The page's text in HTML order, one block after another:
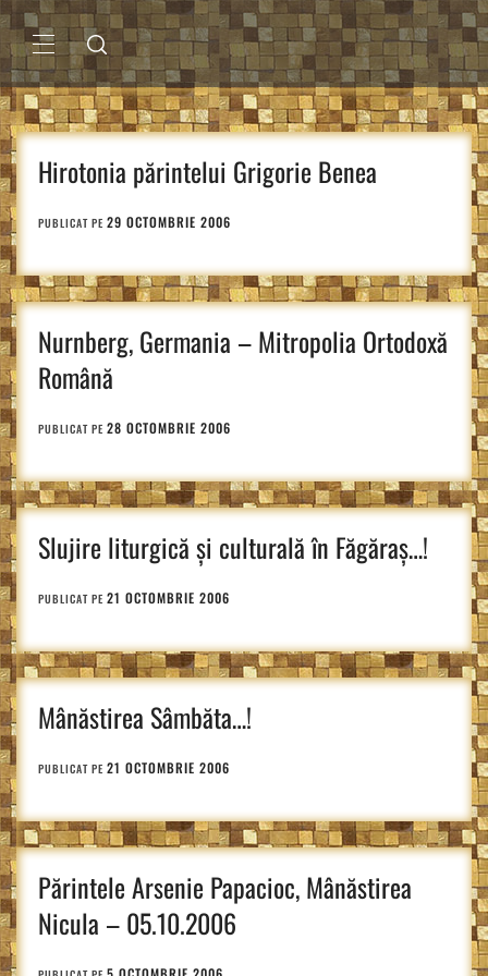
Sari
la
conținutMENIU
PRINCIPAL
Hirotonia părintelui Grigorie Benea
PUBLICAT PE 29 OCTOMBRIE 2006
Nurnberg, Germania – Mitropolia Ortodoxă
Română
PUBLICAT PE 28 OCTOMBRIE 2006
Slujire liturgică și culturală în Făgăraș…!
PUBLICAT PE 21 OCTOMBRIE 2006
Mânăstirea Sâmbăta…!
PUBLICAT PE 21 OCTOMBRIE 2006
Părintele Arsenie Papacioc, Mânăstirea
Nicula – 05.10.2006